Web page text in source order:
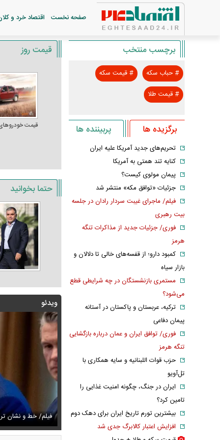
صفحه نخست اقتصاد خرد و
قیمت روز
قیمت
حتما بخوانید
ویدئو
قالیباف خواهش کردیم که رئیس تیم مذاکره‌کننده
فیلم/ خط و نشان
جدید صابر ابر در فضای مجازی پربازدید شد عکس دیده‌نشده
برچسب منتخب
#حباب سکه #قیمت سکه
#قیمت طلا
برگزیده ها پربیننده ها
تحریم‌های جدید آمریکا علیه ایران
کنایه تند همتی به آمریکا
پیمان مولوی کیست؟
جزئیات «توافق مکه» منتشر شد
فیلم/ ماجرای غیبت سردار رادان در جلسه
بیت رهبری
فوری/ جزئیات جدید از مذاکرات تنگه
هرمز
کمبود دارو؛ از قفسه‌های خالی تا دلالان و
بازار سیاه
مستمری بازنشستگان در چه شرایطی قطع
می‌شود؟
ترکیه، عربستان و پاکستان در آستانه
پیمان دفاعی
فوری/ توافق ایران و عمان درباره بازگشایی
تنگه هرمز
حزب قوات اللبنانیه و سایه همکاری با
تل‌آویو
ایران در جنگ، چگونه امنیت غذایی را
تامین کرد؟
بیشترین تورم تاریخ ایران برای دهک دوم
افزایش اعتبار کالابرگ جدی شد